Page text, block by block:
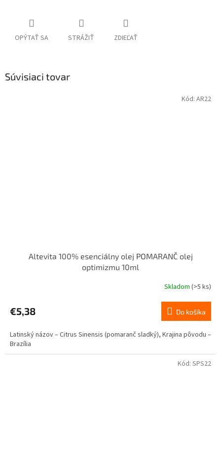
OPÝTAŤ SA STRÁŽIŤ ZDIEĽAŤ
Súvisiaci tovar
Altevita 100% esenciálny olej POMARANČ olej
optimizmu 10ml
produktu
je
z
5
hviezdičiek.
Skladom(>5 ks)
€5,38 Do košíka
Latinský názov – Citrus Sinensis (pomaranč sladký), Krajina pôvodu –
Brazília
Kód: AR22
Kód: SPS22